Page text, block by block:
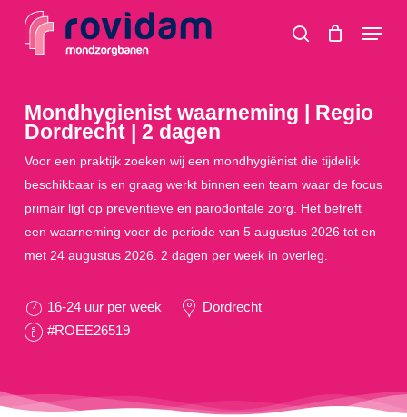
search
Menu
Mondhygienist waarneming | Regio
Dordrecht | 2 dagen
Voor een praktijk zoeken wij een mondhygiënist die tijdelijk
beschikbaar is en graag werkt binnen een team waar de focus
primair ligt op preventieve en parodontale zorg. Het betreft
een waarneming voor de periode van 5 augustus 2026 tot en
met 24 augustus 2026. 2 dagen per week in overleg.
16-24 uur per week
Dordrecht
#ROEE26519